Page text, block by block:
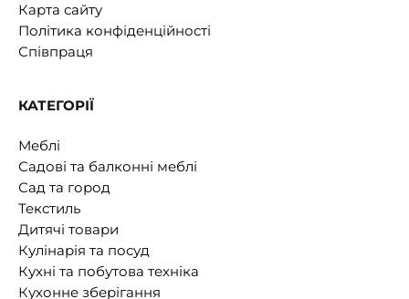
Карта сайту
Політика конфіденційності
Співпраця
КАТЕГОРІЇ
Меблі
Садові та балконні меблі
Сад та город
Текстиль
Дитячі товари
Кулінарія та посуд
Кухні та побутова техніка
Кухонне зберігання